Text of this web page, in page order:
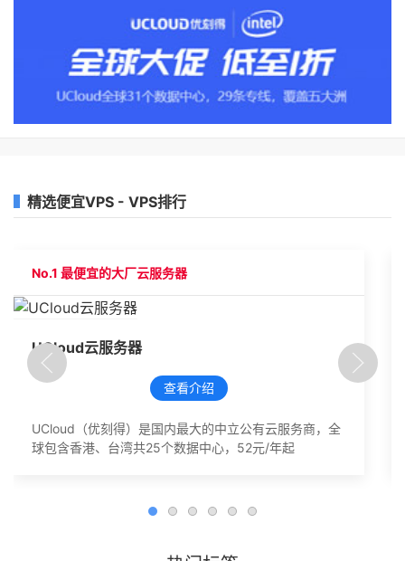
精选便宜VPS - VPS排行
No.1 最便宜的大厂云服务器
UCloud云服务器
查看介绍
UCloud（优刻得）是国内最大的中立公有云服务商，全
球包含香港、台湾共25个数据中心，52元/年起